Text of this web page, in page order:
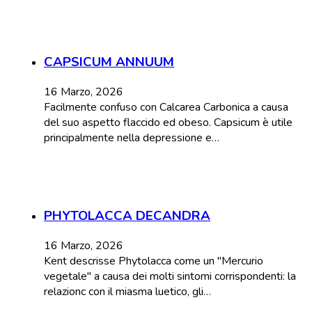
CAPSICUM ANNUUM
16 Marzo, 2026
Facilmente confuso con Calcarea Carbonica a causa
del suo aspetto flaccido ed obeso. Capsicum è utile
principalmente nella depressione e…
PHYTOLACCA DECANDRA
16 Marzo, 2026
Kent descrisse Phytolacca come un "Mercurio
vegetale" a causa dei molti sintomi corrispondenti: la
relazionc con il miasma luetico, gli…